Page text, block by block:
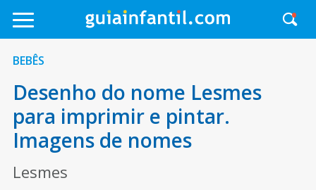
BEBÊS
Desenho do nome Lesmes
para imprimir e pintar.
Imagens de nomes
Lesmes